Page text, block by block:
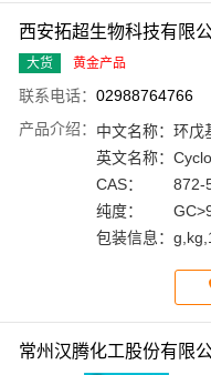
西安拓超生物科技有限
大货 黄金产品
联系电话： 02988764766
产品介绍： 中文名称： 环戊
英文名称：
CAS：
872-
纯度：
包装信息：
常州汉腾化工股份有限